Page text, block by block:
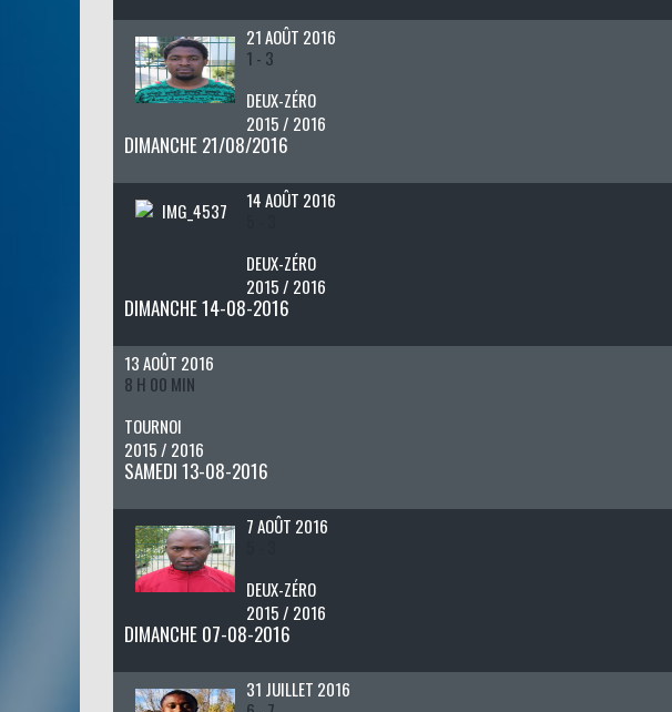
21 AOÛT 2016
1 - 3
DEUX-ZÉRO
2015 / 2016
DIMANCHE 21/08/2016
14 AOÛT 2016
DEUX-ZÉRO
2015 / 2016
DIMANCHE 14-08-2016
13 AOÛT 2016
8 H 00 MIN
TOURNOI
2015 / 2016
SAMEDI 13-08-2016
7 AOÛT 2016
DEUX-ZÉRO
2015 / 2016
DIMANCHE 07-08-2016
31 JUILLET 2016